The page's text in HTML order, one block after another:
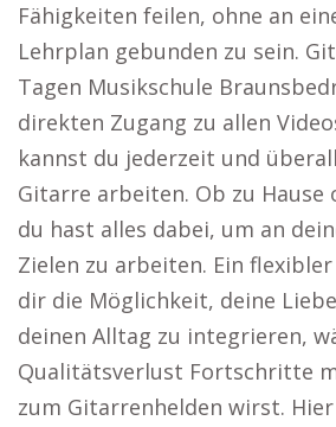
Fähigkeiten feilen, ohne an
Lehrplan gebunden zu sein.
Tagen Musikschule
direkten Zugang zu allen
kannst du jederzeit und
Gitarre arbeiten. Ob zu Hause
du hast alles dabei, um an
Zielen zu arbeiten. Ein
dir die Möglichkeit, deine
deinen Alltag zu integrieren,
Qualitätsverlust Fortschritte
zum Gitarrenhelden wirst.